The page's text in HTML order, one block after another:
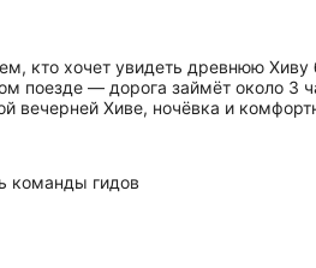
кто хочет увидеть древнюю
поезде — дорога займёт около 3
вечерней Хиве, ночёвка и
команды гидов